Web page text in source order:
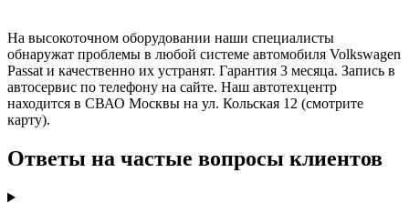
На высокоточном оборудовании наши специалисты
обнаружат проблемы в любой системе автомобиля Volkswagen
Passat и качественно их устранят. Гарантия 3 месяца. Запись в
автосервис по телефону на сайте. Наш автотехцентр
находится в СВАО Москвы на ул. Кольская 12 (смотрите
карту).
Ответы на частые вопросы клиентов